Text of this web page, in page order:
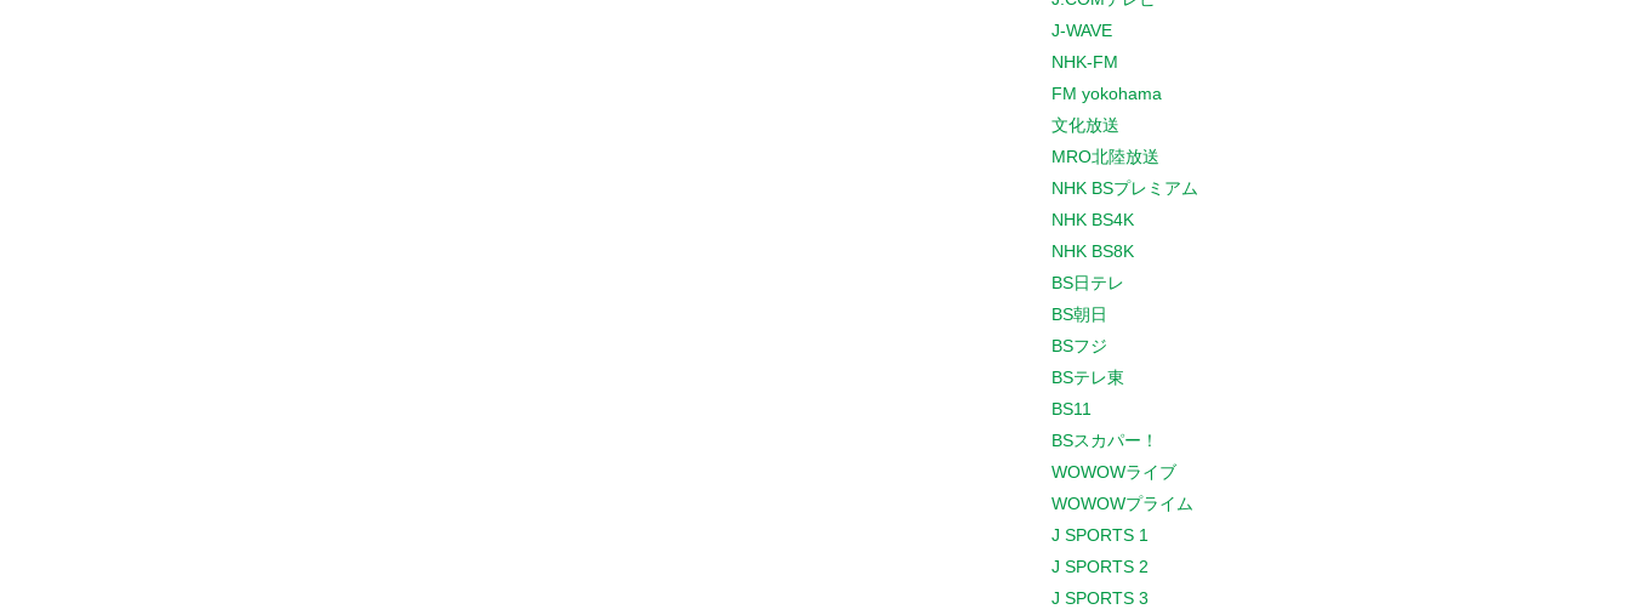
J-WAVE
NHK-FM
FM yokohama
文化放送
MRO北陸放送
NHK BSプレミアム
NHK BS4K
NHK BS8K
BS日テレ
BS朝日
BSフジ
BSテレ東
BS11
BSスカパー！
WOWOWライブ
WOWOWプライム
J SPORTS 1
J SPORTS 2
J SPORTS 3